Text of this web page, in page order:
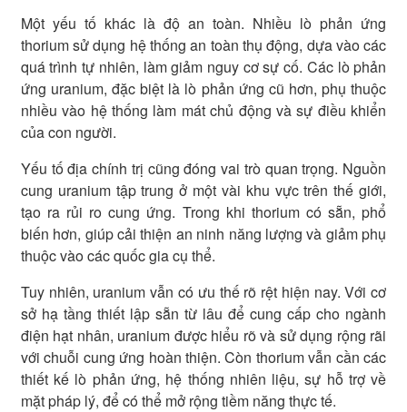
Một yếu tố khác là độ an toàn. Nhiều lò phản ứng
thorium sử dụng hệ thống an toàn thụ động, dựa vào các
quá trình tự nhiên, làm giảm nguy cơ sự cố. Các lò phản
ứng uranium, đặc biệt là lò phản ứng cũ hơn, phụ thuộc
nhiều vào hệ thống làm mát chủ động và sự điều khiển
của con người.
Yếu tố địa chính trị cũng đóng vai trò quan trọng. Nguồn
cung uranium tập trung ở một vài khu vực trên thế giới,
tạo ra rủi ro cung ứng. Trong khi thorium có sẵn, phổ
biến hơn, giúp cải thiện an ninh năng lượng và giảm phụ
thuộc vào các quốc gia cụ thể.
Tuy nhiên, uranium vẫn có ưu thế rõ rệt hiện nay. Với cơ
sở hạ tầng thiết lập sẵn từ lâu để cung cấp cho ngành
điện hạt nhân, uranium được hiểu rõ và sử dụng rộng rãi
với chuỗi cung ứng hoàn thiện. Còn thorium vẫn cần các
thiết kế lò phản ứng, hệ thống nhiên liệu, sự hỗ trợ về
mặt pháp lý, để có thể mở rộng tiềm năng thực tế.